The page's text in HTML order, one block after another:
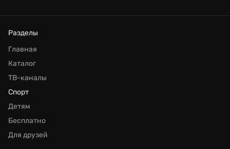
Разделы
Главная
Каталог
ТВ-каналы
Спорт
Детям
Бесплатно
Для друзей